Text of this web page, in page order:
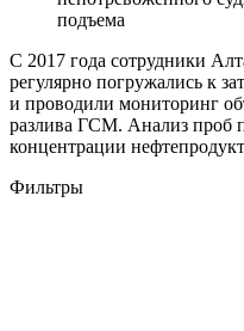
подъема
С 2017 года сотрудники
регулярно погружались к
и проводили мониторинг
разлива ГСМ. Анализ проб
концентрации
Фильтры